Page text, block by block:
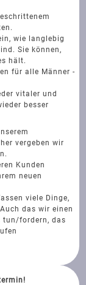
wie langlebig
Sie können,
hält.
für alle Männer -
vitaler und
besser
vergeben wir
Kunden
neuen
viele Dinge,
das wir einen
tun/fordern, das